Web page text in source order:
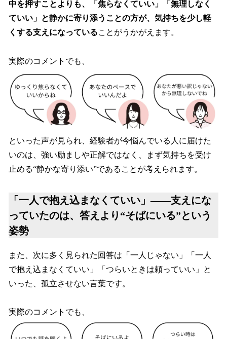
中を押すことよりも、「焦らなくていい」「無理しなく
ていい」と静かに寄り添うことの方が、気持ちを少し軽
くする支えになっていることがうかがえます。
実際のコメントでも、
といった声が見られ、経験者が今悩んでいる人に届けた
いのは、強い励ましや正解ではなく、まず気持ちを受け
止める“静かな寄り添い”であることが考えられます。
「一人で抱え込まなくていい」――支えにな
っていたのは、答えより“そばにいる”という
姿勢
また、次に多く見られた回答は「一人じゃない」「一人
で抱え込まなくていい」「つらいときは頼っていい」と
いった、孤立させない言葉です。
実際のコメントでも、